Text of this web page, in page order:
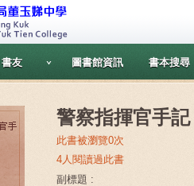
書友 圖書館資訊 書本搜尋
警察指揮官手記
此書被瀏覽0次
4人閱讀過此書
副標題 :